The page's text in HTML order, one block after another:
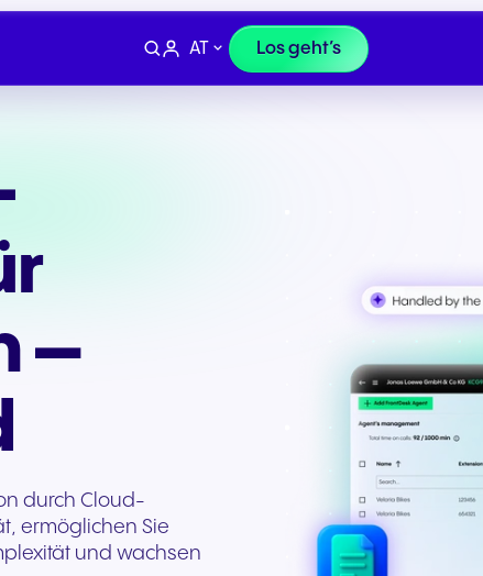
AT Los geht’s
Gerne beraten wir Sie
kostenlos und zeigen Ihnen,
NFON-Lösungen am
Schreiben Sie
Füllen Sie unser
Kontaktformular aus.
Expert:innen melden
–
durch Cloud-
ermöglichen Sie
und wachsen